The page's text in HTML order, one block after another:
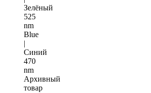
Зелёный
525
nm
Blue
|
Синий
470
nm
Архивный
товар